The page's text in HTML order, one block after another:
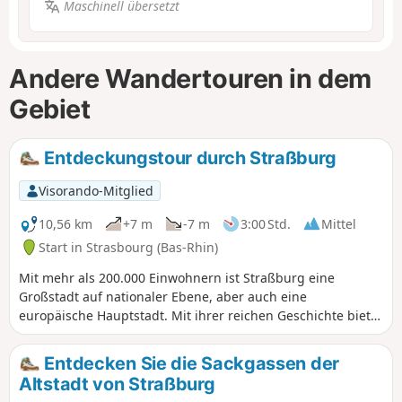
Maschinell übersetzt
Andere Wandertouren in dem
Gebiet
Entdeckungstour durch Straßburg
Visorando-Mitglied
10,56 km
+7 m -7 m 3:00 Std.
Mittel
Start in Strasbourg (Bas-Rhin)
Mit mehr als 200.000 Einwohnern ist Straßburg eine
Großstadt auf nationaler Ebene, aber auch eine
europäische Hauptstadt. Mit ihrer reichen Geschichte bietet
diese Tour die Möglichkeit, die berühmtesten
Sehenswürdigkeiten wie die Kathedrale, den Vauban-
Damm, den Palais Rohan, den Palais Universitaire oder den
Palais du Rhin zu entdecken. Diese Wanderung führt auch
Entdecken Sie die Sackgassen der
Altstadt von Straßburg